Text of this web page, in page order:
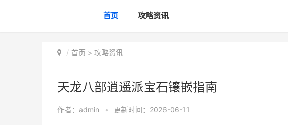
首页 攻略资讯
首页 > 攻略资讯
天龙八部逍遥派宝石镶嵌指南
作者： admin • 更新时间：2026-06-11